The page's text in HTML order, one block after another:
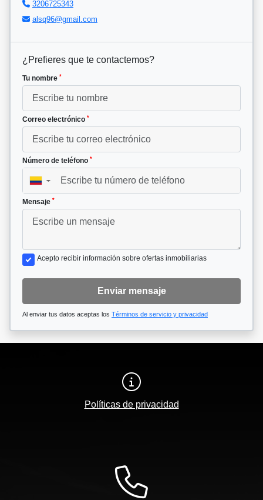
3206725343
alsq96@gmail.com
¿Prefieres que te contactemos?
Tu nombre *
Correo electrónico *
Número de teléfono *
▼
Mensaje *
Acepto recibir información sobre ofertas inmobiliarias
Enviar mensaje
Al enviar tus datos aceptas los Términos de servicio y privacidad
Políticas de privacidad